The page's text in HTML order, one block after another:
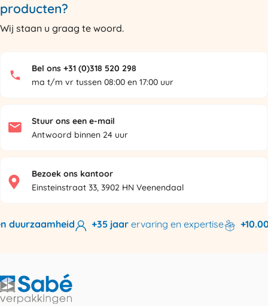
producten?
Wij staan u graag te woord.
Bel ons +31 (0)318 520 298
ma t/m vr tussen 08:00 en 17:00 uur
Stuur ons een e-mail
Antwoord binnen 24 uur
Bezoek ons kantoor
Einsteinstraat 33, 3902 HN Veenendaal
+35 jaarervaring en expertise